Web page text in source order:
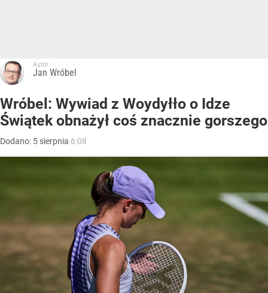
Autor:
Jan Wróbel
Wróbel: Wywiad z Woydyłło o Idze
Świątek obnażył coś znacznie gorszego
Dodano: 5 sierpnia 6:08